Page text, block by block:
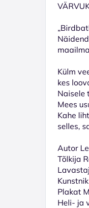
Külm
kes
Naisele
Mees
Kahe
selles,
Autor
Tõlkija
Plakat
Heli- ja